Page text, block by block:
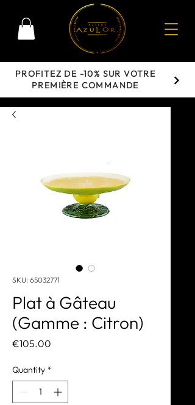
PROFITEZ DE -10% SUR VOTRE
PREMIÈRE COMMANDE
SKU: 65032771
Plat à Gâteau
(Gamme : Citron)
€105.00
Quantity *